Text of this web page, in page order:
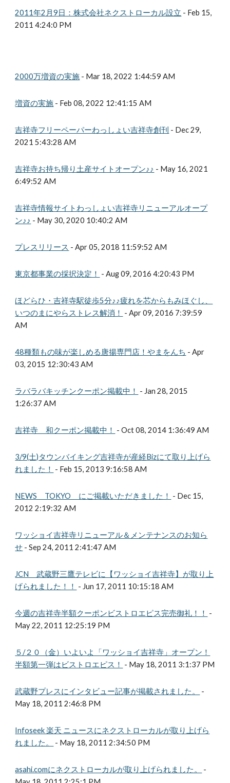
2011年2月9日：株式会社ネクストローカル設立 - Feb 15,
2011 4:24:0 PM
2000万増資の実施 - Mar 18, 2022 1:44:59 AM
増資の実施 - Feb 08, 2022 12:41:15 AM
吉祥寺フリーペーパーわっしょい吉祥寺創刊 - Dec 29,
2021 5:43:28 AM
吉祥寺お持ち帰り土産サイトオープン♪♪ - May 16, 2021
6:49:52 AM
吉祥寺情報サイトわっしょい吉祥寺リニューアルオープ
ン♪♪ - May 30, 2020 10:40:2 AM
プレスリリース - Apr 05, 2018 11:59:52 AM
東京都事業の採択決定！ - Aug 09, 2016 4:20:43 PM
ほどらひ・吉祥寺駅徒歩5分♪♪疲れを芯からもみほぐし、
いつのまにやらストレス解消！ - Apr 09, 2016 7:39:59
AM
48種類もの味が楽しめる唐揚専門店！やまをんち - Apr
03, 2015 12:30:43 AM
ラバラバキッチンクーポン掲載中！ - Jan 28, 2015
1:26:37 AM
吉祥寺 和クーポン掲載中！ - Oct 08, 2014 1:36:49 AM
3/9(土)タウンバイキング吉祥寺が産経Bizにて取り上げら
れました！ - Feb 15, 2013 9:16:58 AM
NEWS TOKYO にご掲載いただきました！ - Dec 15,
2012 2:19:32 AM
ワッショイ吉祥寺リニューアル＆メンテナンスのお知ら
せ - Sep 24, 2011 2:41:47 AM
JCN 武蔵野三鷹テレビに【ワッショイ吉祥寺】が取り上
げられました！！ - Jun 17, 2011 10:15:18 AM
今週の吉祥寺半額クーポンビストロエピス完売御礼！！ -
May 22, 2011 12:25:19 PM
５/２０（金）いよいよ「ワッショイ吉祥寺」オープン！
半額第一弾はビストロエピス！ - May 18, 2011 3:1:37 PM
武蔵野プレスにインタビュー記事が掲載されました。
-
May 18, 2011 2:46:8 PM
Infoseek 楽天 ニュースにネクストローカルが取り上げら
れました。
- May 18, 2011 2:34:50 PM
asahi.comにネクストローカルが取り上げられました。
-